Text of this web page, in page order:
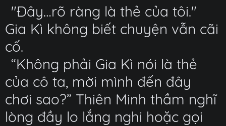
"Đây…rõ ràng là thẻ của tôi."
Gia Kì không biết chuyện vẫn cãi
cố.
“Không phải Gia Kì nói là thẻ
của cô ta, mời mình đến đây
chơi sao?” Thiên Minh thầm nghĩ
lòng đầy lo lắng nghi hoặc gọi